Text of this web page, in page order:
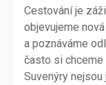
Cestování je
objevujeme
a poznáváme
často si
Suvenýry